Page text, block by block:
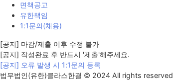
면책공고
유한책임
1:1문의(채용)
[공지] 마감/제출 이후 수정 불가
[공지] 작성완료 후 반드시 '제출'해주세요.
[공지] 오류 발생 시 1:1문의 등록
법무법인(유한)클라스한결 © 2024 All rights reserved